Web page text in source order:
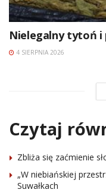
Nielegalny tytoń i
4 SIERPNIA 2026
Czytaj
Zbliża się zaćmienie
„W niebiańskiej
Suwałkach